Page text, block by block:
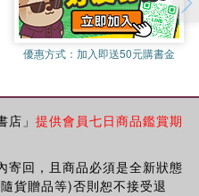
優惠方式： 加入即送50元購書金
」 提供會員七日商品鑑賞期
寄回，且商品必須是全新狀態
貨贈品等)否則恕不接受退